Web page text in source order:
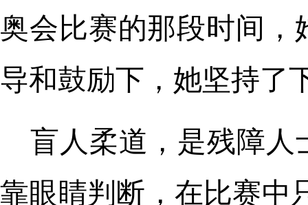
奥会比赛的那段时间
导和鼓励下，她坚持了
盲人柔道，是残障人
靠眼睛判断，在比赛中